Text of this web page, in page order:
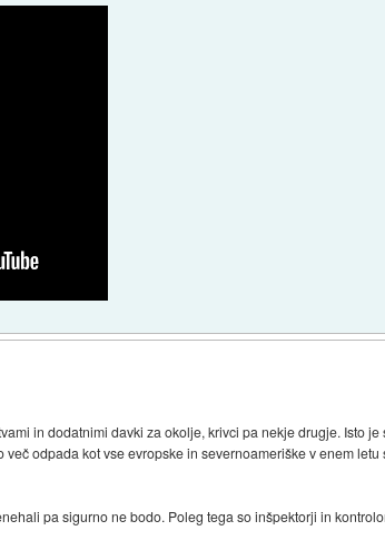
in dodatnimi davki za okolje, krivci pa nekje drugje. Isto je
odpada kot vse evropske in severnoameriške v enem
pa sigurno ne bodo. Poleg tega so inšpektorji in